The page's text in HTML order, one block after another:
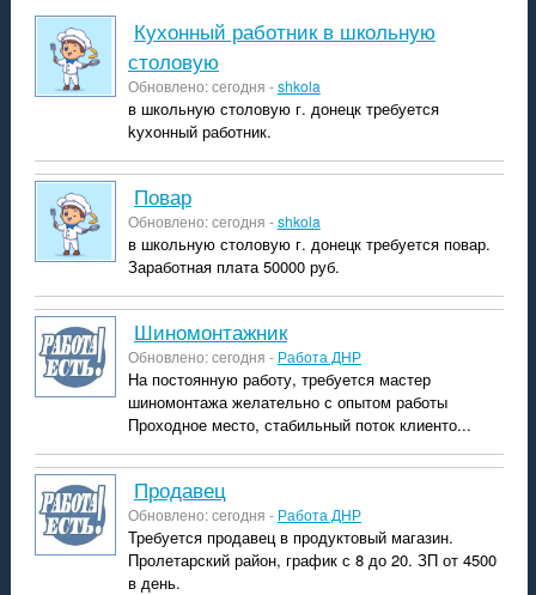
Кухонный работник в школьную
столовую
Обновлено: сегодня -shkola
в школьную столовую г. донецк требуется
kухонный работник.
Повар
Обновлено: сегодня -shkola
в школьную столовую г. донецк требуется повар.
Заработная плата 50000 руб.
шиномонтажник
Обновлено: сегодня - Работа ДНР
На постоянную работу, требуется мастер
шиномонтажа желательно с опытом работы
Проходное место, стабильный поток клиенто...
продавец
Обновлено: сегодня - Работа ДНР
Требуется продавец в продуктовый магазин.
Пролетарский район, график с 8 до 20. ЗП от 4500
в день.